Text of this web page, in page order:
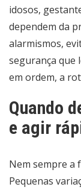
idosos,
dependem da
alarmismos,
segurança que
em ordem, a
Quando
e agir
Nem sempre a
Pequenas